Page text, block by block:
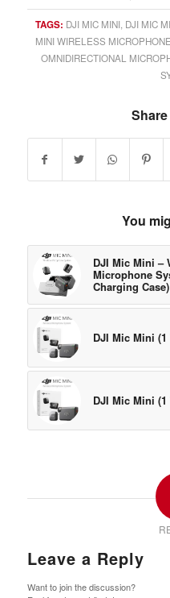
TAGS: DJI MIC MINI, DJI MIC
MINI WIRELESS
OMNIDIRECTIONAL
You
DJI Mic Mini –
Microphone
Charging
DJI Mic Mini (1
DJI Mic Mini (1
Leave a Reply
Want to join the discussion?